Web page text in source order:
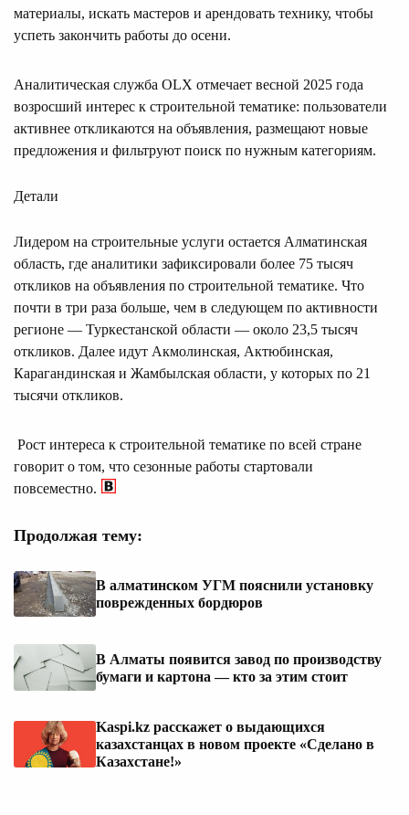
материалы, искать мастеров и арендовать технику, чтобы
успеть закончить работы до осени.
Аналитическая служба OLX отмечает весной 2025 года
возросший интерес к строительной тематике: пользователи
активнее откликаются на объявления, размещают новые
предложения и фильтруют поиск по нужным категориям.
Детали
Лидером на строительные услуги остается Алматинская
область, где аналитики зафиксировали более 75 тысяч
откликов на объявления по строительной тематике. Что
почти в три раза больше, чем в следующем по активности
регионе — Туркестанской области — около 23,5 тысяч
откликов. Далее идут Акмолинская, Актюбинская,
Карагандинская и Жамбылская области, у которых по 21
тысячи откликов.
Рост интереса к строительной тематике по всей стране
говорит о том, что сезонные работы стартовали
повсеместно.
Продолжая тему:
В алматинском УГМ пояснили установку
поврежденных бордюров
В Алматы появится завод по производству
бумаги и картона — кто за этим стоит
Kaspi.kz расскажет о выдающихся
казахстанцах в новом проекте «Сделано в
Казахстане!»